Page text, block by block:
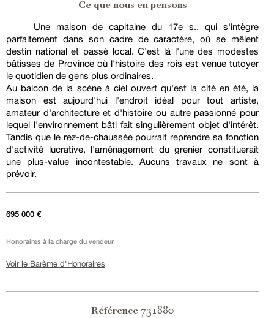
Ce que nous en pensons
Une maison de capitaine du 17e s., qui s'intègre
parfaitement dans son cadre de caractère, où se mêlent
destin national et passé local. C'est là l'une des modestes
bâtisses de Province où l'histoire des rois est venue tutoyer
le quotidien de gens plus ordinaires.
Au balcon de la scène à ciel ouvert qu'est la cité en été, la
maison est aujourd'hui l'endroit idéal pour tout artiste,
amateur d'architecture et d'histoire ou autre passionné pour
lequel l'environnement bâti fait singulièrement objet d'intérêt.
Tandis que le rez-de-chaussée pourrait reprendre sa fonction
d'activité lucrative, l'aménagement du grenier constituerait
une plus-value incontestable. Aucuns travaux ne sont à
prévoir.
695 000 €
Honoraires à la charge du vendeur
Voir le Barème d'Honoraires
Référence 731880